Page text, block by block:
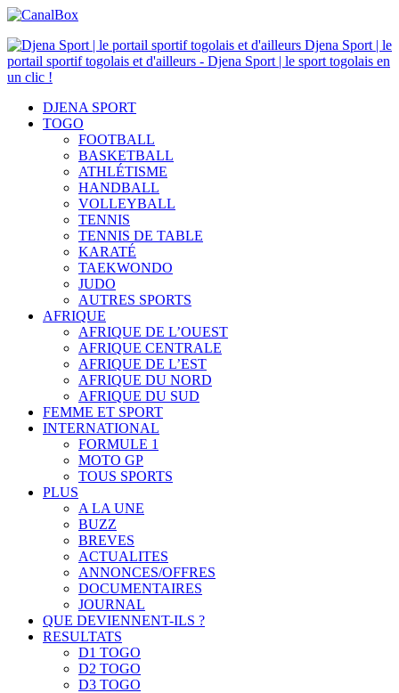
Djena Sport | le
portail sportif togolais et d'ailleurs - Djena Sport | le sport togolais en
un clic !
DJENA SPORT
TOGO
FOOTBALL
BASKETBALL
ATHLÉTISME
HANDBALL
VOLLEYBALL
TENNIS
TENNIS DE TABLE
KARATÉ
TAEKWONDO
JUDO
AUTRES SPORTS
AFRIQUE
AFRIQUE DE L’OUEST
AFRIQUE CENTRALE
AFRIQUE DE L’EST
AFRIQUE DU NORD
AFRIQUE DU SUD
FEMME ET SPORT
INTERNATIONAL
FORMULE 1
MOTO GP
TOUS SPORTS
PLUS
A LA UNE
BUZZ
BREVES
ACTUALITES
ANNONCES/OFFRES
DOCUMENTAIRES
JOURNAL
QUE DEVIENNENT-ILS ?
RESULTATS
D1 TOGO
D2 TOGO
D3 TOGO